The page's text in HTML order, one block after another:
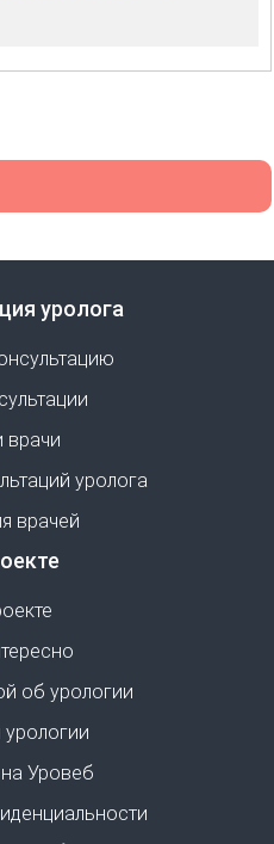
уролога
врачи
уролога
врачей
об урологии
Уровеб